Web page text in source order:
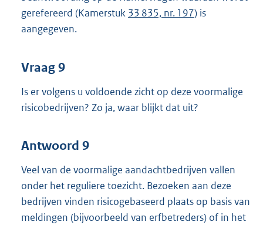
gerefereerd (Kamerstuk 33 835, nr. 197) is
aangegeven.
Vraag 9
Is er volgens u voldoende zicht op deze voormalige
risicobedrijven? Zo ja, waar blijkt dat uit?
Antwoord 9
Veel van de voormalige aandachtbedrijven vallen
onder het reguliere toezicht. Bezoeken aan deze
bedrijven vinden risicogebaseerd plaats op basis van
meldingen (bijvoorbeeld van erfbetreders) of in het